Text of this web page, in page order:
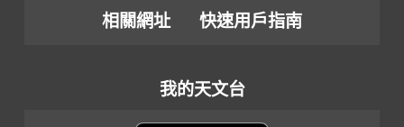
相關網址
快速用戶指南
我的天文台